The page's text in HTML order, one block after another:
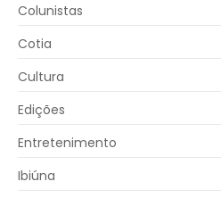
Colunistas
Cotia
Cultura
Edições
Entretenimento
Ibiúna